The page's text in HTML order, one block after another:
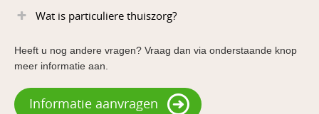
Wat is particuliere thuiszorg?
Heeft u nog andere vragen? Vraag dan via onderstaande knop
meer informatie aan.
Informatie aanvragen